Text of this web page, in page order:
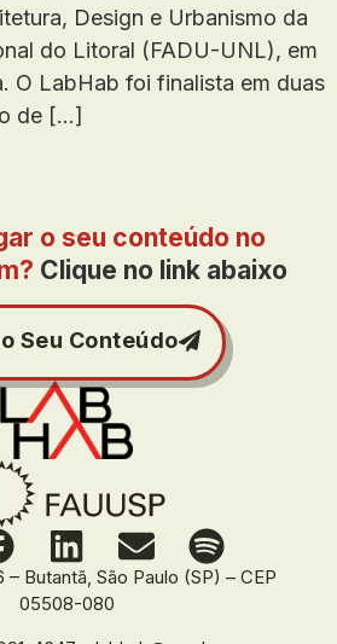
Design e Urbanismo da
do Litoral (FADU-UNL), em
O LabHab foi finalista em duas
de […]
Butantã, São Paulo (SP) – CEP
05508-080
o seu conteúdo no
Clique no link abaixo
Seu Conteúdo